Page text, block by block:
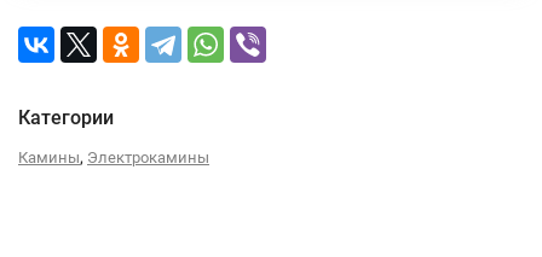
Категории
Камины, Электрокамины